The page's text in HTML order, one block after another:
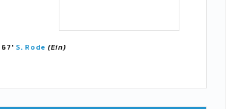
67' S. Rode (Ein)